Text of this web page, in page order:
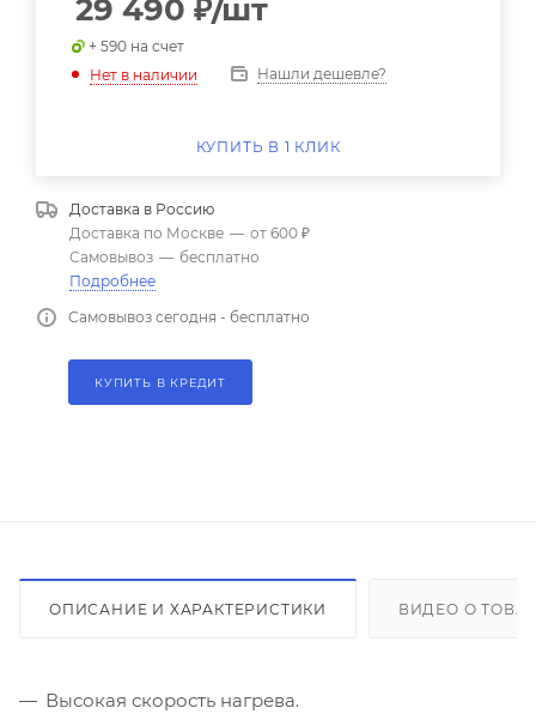
29 490 ₽/шт
+ 590 на счет
Нет в наличии
Нашли дешевле?
КУПИТЬ В 1 КЛИК
Доставка в Россию
Доставка по Москве — от 600 ₽
Самовывоз — бесплатно
Подробнее
Самовывоз сегодня - бесплатно
КУПИТЬ В КРЕДИТ
ОПИСАНИЕ И ХАРАКТЕРИСТИКИ ВИДЕО О
Высокая скорость нагрева.